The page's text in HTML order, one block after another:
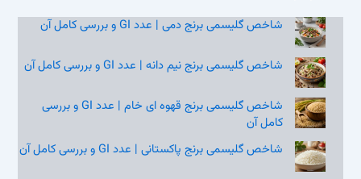
شاخص گلیسمی برنج دمی | عدد GI و بررسی کامل آن
شاخص گلیسمی برنج نیم‌ دانه | عدد GI و بررسی کامل آن
شاخص گلیسمی برنج قهوه‌ ای خام | عدد GI و بررسی
کامل آن
شاخص گلیسمی برنج پاکستانی | عدد GI و بررسی کامل آن